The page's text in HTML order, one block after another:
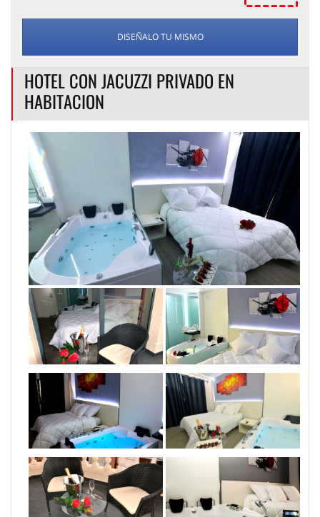
DISEÑALO TU MISMO
HOTEL CON JACUZZI PRIVADO EN
HABITACION